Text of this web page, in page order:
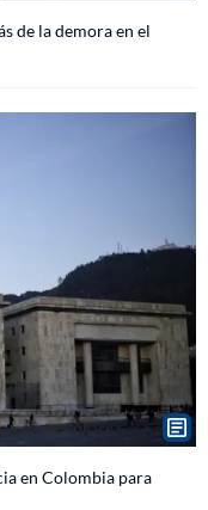
de la demora en el
en Colombia para